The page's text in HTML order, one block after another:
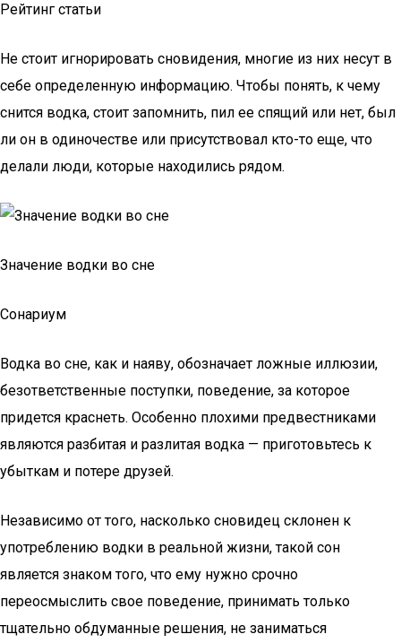
Рейтинг статьи
Не стоит игнорировать сновидения, многие из них несут в
себе определенную информацию. Чтобы понять, к чему
снится водка, стоит запомнить, пил ее спящий или нет, был
ли он в одиночестве или присутствовал кто-то еще, что
делали люди, которые находились рядом.
Значение водки во сне
Сонариум
Водка во сне, как и наяву, обозначает ложные иллюзии,
безответственные поступки, поведение, за которое
придется краснеть. Особенно плохими предвестниками
являются разбитая и разлитая водка — приготовьтесь к
убыткам и потере друзей.
Независимо от того, насколько сновидец склонен к
употреблению водки в реальной жизни, такой сон
является знаком того, что ему нужно срочно
переосмыслить свое поведение, принимать только
тщательно обдуманные решения, не заниматься